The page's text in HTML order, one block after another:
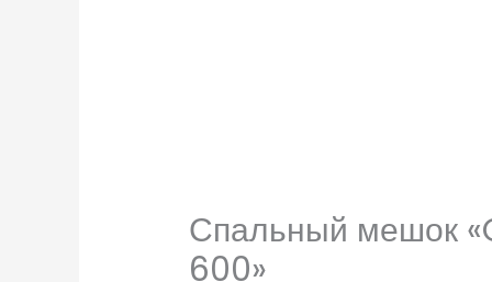
Спальный мешок
600»